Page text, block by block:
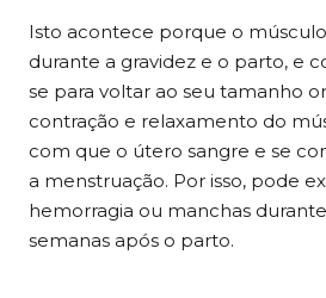
Isto acontece porque o
durante a gravidez e o parto, e
se para voltar ao seu tamanho
contração e relaxamento do
com que o útero sangre e se
a menstruação. Por isso, pode
hemorragia ou manchas
semanas após o parto.